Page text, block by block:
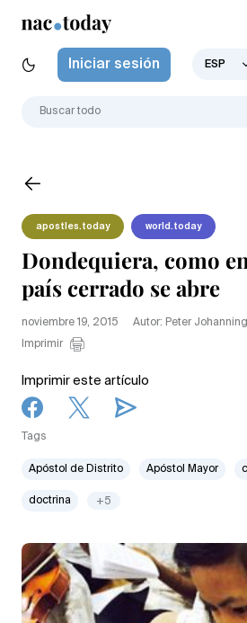
Iniciar sesión ESP
apostles.today world.today
Dondequiera, como
país cerrado se abre
noviembre 19, 2015
Autor: Peter Johanning
Imprimir
Imprimir este artículo
Tags
Apóstol de Distrito Apóstol Mayor
doctrina +5